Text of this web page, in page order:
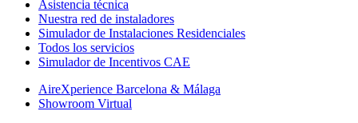
Asistencia técnica
Nuestra red de instaladores
Simulador de Instalaciones Residenciales
Todos los servicios
Simulador de Incentivos CAE
AireXperience Barcelona & Málaga
Showroom Virtual